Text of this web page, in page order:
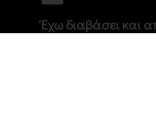
Έχω διαβάσει και